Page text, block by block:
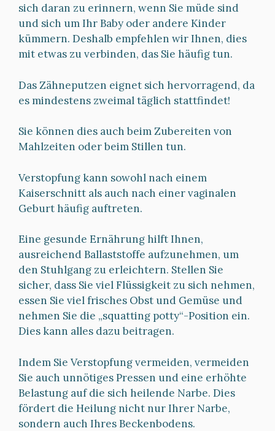
sich daran zu erinnern, wenn Sie müde sind
und sich um Ihr Baby oder andere Kinder
kümmern. Deshalb empfehlen wir Ihnen, dies
mit etwas zu verbinden, das Sie häufig tun.
Das Zähneputzen eignet sich hervorragend, da
es mindestens zweimal täglich stattfindet!
Sie können dies auch beim Zubereiten von
Mahlzeiten oder beim Stillen tun.
Verstopfung kann sowohl nach einem
Kaiserschnitt als auch nach einer vaginalen
Geburt häufig auftreten.
Eine gesunde Ernährung hilft Ihnen,
ausreichend Ballaststoffe aufzunehmen, um
den Stuhlgang zu erleichtern. Stellen Sie
sicher, dass Sie viel Flüssigkeit zu sich nehmen,
essen Sie viel frisches Obst und Gemüse und
nehmen Sie die „squatting potty“-Position ein.
Dies kann alles dazu beitragen.
Indem Sie Verstopfung vermeiden, vermeiden
Sie auch unnötiges Pressen und eine erhöhte
Belastung auf die sich heilende Narbe. Dies
fördert die Heilung nicht nur Ihrer Narbe,
sondern auch Ihres Beckenbodens.